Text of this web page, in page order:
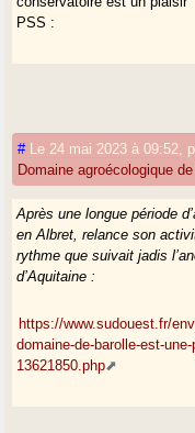
PSS :
# Le 24 mai 2023 à 09:52
Domaine agroécologique
Après une longue période
en Albret, relance son
rythme que suivait jadis
d’Aquitaine :
https://www.sudouest.fr/
domaine-de-barolle-est-
13621850.php